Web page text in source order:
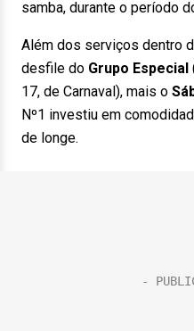
samba, durante o período
Além dos serviços dentro
desfile do Grupo Especial
17, de Carnaval), mais o
Nº1 investiu em
de longe.